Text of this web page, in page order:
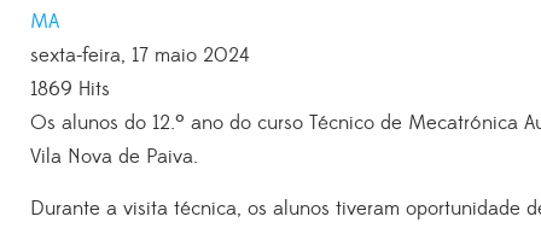
MA
sexta-feira, 17 maio 2024
1869 Hits
Os alunos do 12.º ano do curso Técnico de Mecatrónica
Vila Nova de Paiva.
Durante a visita técnica, os alunos tiveram oportunidade